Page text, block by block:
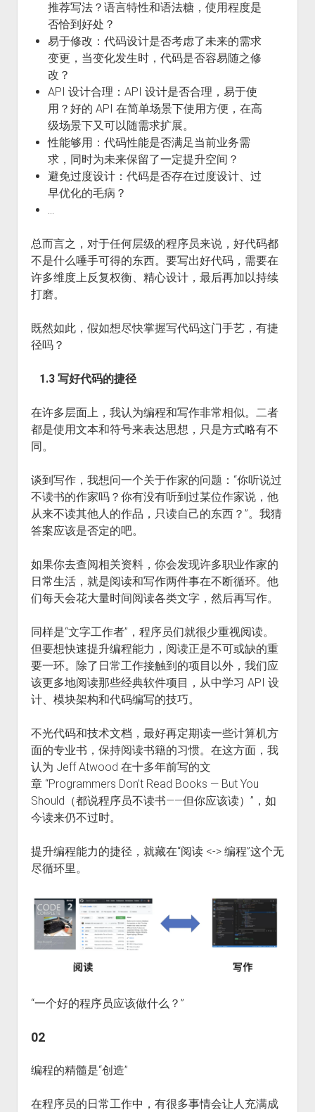
推荐写法？语言特性和语法糖，使用程度是
否恰到好处？
易于修改：代码设计是否考虑了未来的需求
变更，当变化发生时，代码是否容易随之修
改？
API 设计合理：API 设计是否合理，易于使
用？好的 API 在简单场景下使用方便，在高
级场景下又可以随需求扩展。
性能够用：代码性能是否满足当前业务需
求，同时为未来保留了一定提升空间？
避免过度设计：代码是否存在过度设计、过
早优化的毛病？
…
总而言之，对于任何层级的程序员来说，好代码都
不是什么唾手可得的东西。要写出好代码，需要在
许多维度上反复权衡、精心设计，最后再加以持续
打磨。
既然如此，假如想尽快掌握写代码这门手艺，有捷
径吗？
1.3 写好代码的捷径
在许多层面上，我认为编程和写作非常相似。二者
都是使用文本和符号来表达思想，只是方式略有不
同。
谈到写作，我想问一个关于作家的问题：“你听说过
不读书的作家吗？你有没有听到过某位作家说，他
从来不读其他人的作品，只读自己的东西？”。我猜
答案应该是否定的吧。
如果你去查阅相关资料，你会发现许多职业作家的
日常生活，就是阅读和写作两件事在不断循环。他
们每天会花大量时间阅读各类文字，然后再写作。
同样是“文字工作者”，程序员们就很少重视阅读。
但要想快速提升编程能力，阅读正是不可或缺的重
要一环。除了日常工作接触到的项目以外，我们应
该更多地阅读那些经典软件项目，从中学习 API 设
计、模块架构和代码编写的技巧。
不光代码和技术文档，最好再定期读一些计算机方
面的专业书，保持阅读书籍的习惯。在这方面，我
认为 Jeff Atwood 在十多年前写的文
章 “Programmers Don’t Read Books — But You
Should（都说程序员不读书——但你应该读）”，如
今读来仍不过时。
提升编程能力的捷径，就藏在“阅读 <-> 编程”这个无
尽循环里。
“一个好的程序员应该做什么？”
02
编程的精髓是“创造”
在程序员的日常工作中，有很多事情会让人充满成